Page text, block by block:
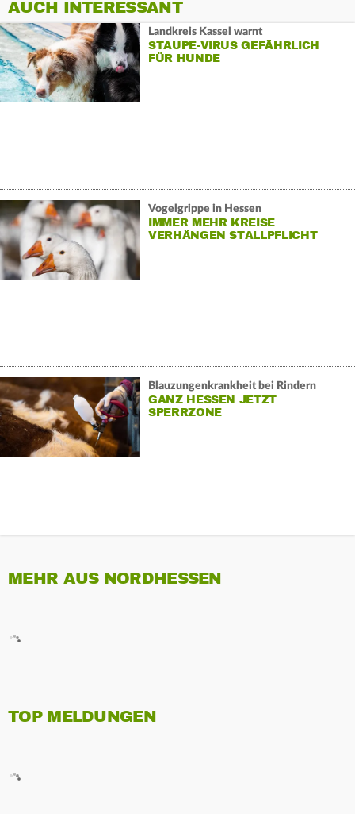
AUCH INTERESSANT
Landkreis Kassel warnt
STAUPE-VIRUS GEFÄHRLICH
FÜR HUNDE
Vogelgrippe in Hessen
IMMER MEHR KREISE
VERHÄNGEN STALLPFLICHT
Blauzungenkrankheit bei Rindern
GANZ HESSEN JETZT
SPERRZONE
MEHR AUS NORDHESSEN
TOP MELDUNGEN